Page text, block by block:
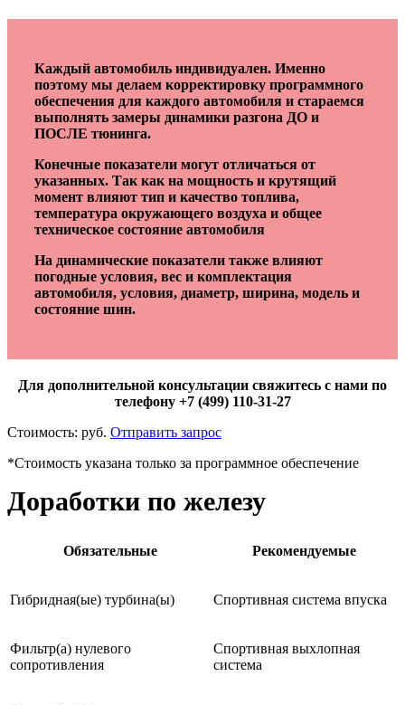
Каждый автомобиль индивидуален. Именно
поэтому мы делаем корректировку программного
обеспечения для каждого автомобиля и стараемся
выполнять замеры динамики разгона ДО и
ПОСЛЕ тюнинга.
Конечные показатели могут отличаться от
указанных. Так как на мощность и крутящий
момент влияют тип и качество топлива,
температура окружающего воздуха и общее
техническое состояние автомобиля
На динамические показатели также влияют
погодные условия, вес и комплектация
автомобиля, условия, диаметр, ширина, модель и
состояние шин.
Для дополнительной консультации свяжитесь с нами по
телефону +7 (499) 110-31-27
Стоимость: руб. Отправить запрос
*Стоимость указана только за программное обеспечение
Доработки по железу
Обязательные Рекомендуемые
Гибридная(ые) турбина(ы) Спортивная система впуска
Фильтр(а) нулевого
сопротивления
Спортивная выхлопная
система